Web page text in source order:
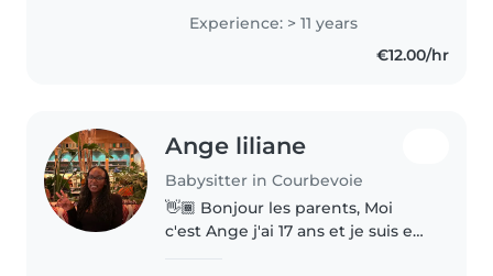
d'expérience auprès des enfants
en familles, écoles et crèches, je
propose mes services de garde..
Experience: > 11 years
€12.00/hr
Ange liliane
Babysitter in Courbevoie
👋🏾 Bonjour les parents, Moi
c'est Ange j'ai 17 ans et je suis en